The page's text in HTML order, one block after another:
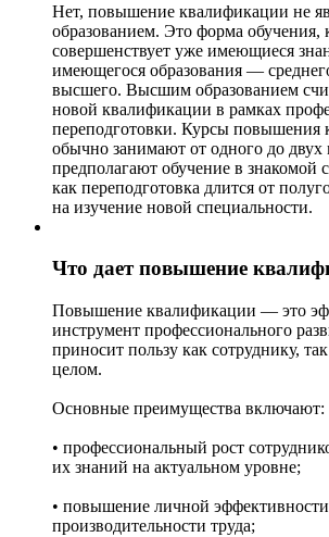
Нет, повышение квалификации не
образованием. Это форма обучения,
совершенствует уже имеющиеся
имеющегося образования —
высшего. Высшим образованием
новой квалификации в рамках
переподготовки. Курсы повышения
обычно занимают от одного до двух
предполагают обучение в знакомой
как переподготовка длится от
на изучение новой специальности.
Что дает повышение
Повышение квалификации — это
инструмент профессионального
приносит пользу как сотруднику,
целом.
Основные преимущества включают:
• профессиональный рост
их знаний на актуальном уровне;
• повышение личной
производительности труда;